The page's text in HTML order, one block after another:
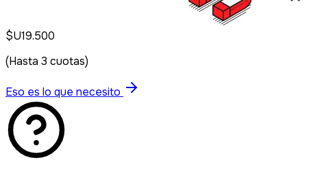
$U19.500
(Hasta 3 cuotas)
Eso es lo que necesito